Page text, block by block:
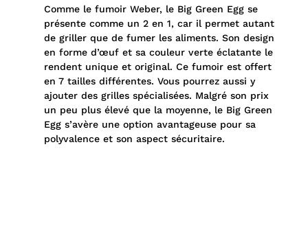
Comme le fumoir Weber, le Big Green Egg se
présente comme un 2 en 1, car il permet autant
de griller que de fumer les aliments. Son design
en forme d’œuf et sa couleur verte éclatante le
rendent unique et original. Ce fumoir est offert
en 7 tailles différentes. Vous pourrez aussi y
ajouter des grilles spécialisées. Malgré son prix
un peu plus élevé que la moyenne, le Big Green
Egg s’avère une option avantageuse pour sa
polyvalence et son aspect sécuritaire.